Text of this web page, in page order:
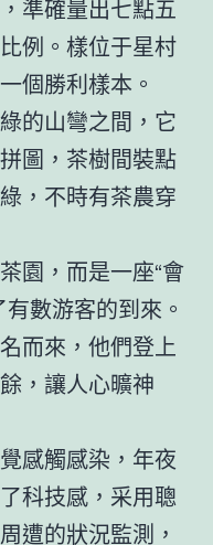
準確量出七點五
例。樣位于星村
個勝利樣本。
的山彎之間，它
圖，茶樹間裝點
，不時有茶農穿
園，而是一座“會
數游客的到來。
而來，他們登上
，讓人心曠神
感觸感染，年夜
科技感，采用聰
遭的狀況監測，